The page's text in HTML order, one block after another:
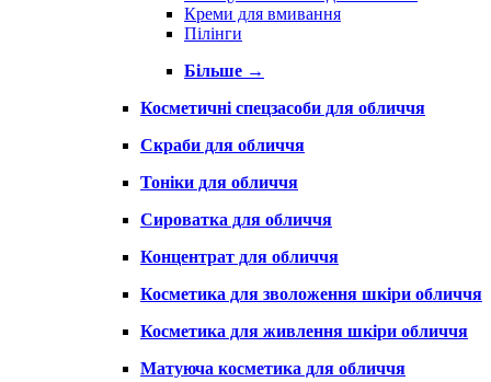
Креми для вмивання
Пілінги
Більше →
Косметичні спецзасоби для обличчя
Скраби для обличчя
Тоніки для обличчя
Сироватка для обличчя
Концентрат для обличчя
Косметика для зволоження шкіри обличчя
Косметика для живлення шкіри обличчя
Матуюча косметика для обличчя